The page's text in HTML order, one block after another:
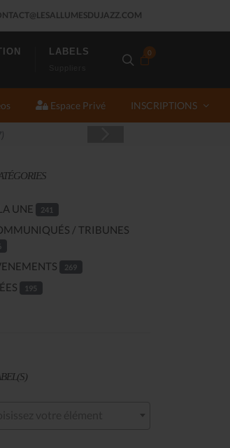
0
LABELS
Espace Privé INSCRIPTIONS
UNE 241
/ TRIBUNES
269
195